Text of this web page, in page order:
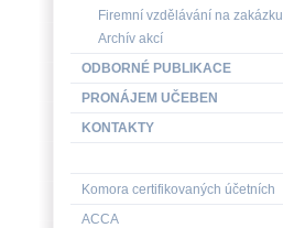
Firemní vzdělávání na zakázku
Archív akcí
ODBORNÉ PUBLIKACE
PRONÁJEM UČEBEN
KONTAKTY
Komora certifikovaných účetních
ACCA